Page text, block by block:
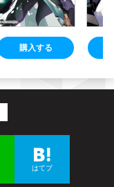
購入する
はてブ